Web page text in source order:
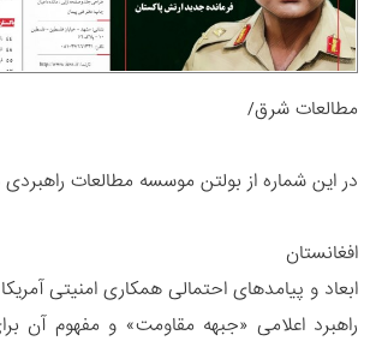
مطالعات شرق/
در این شماره از بولتن موسسه مطالعات
افغانستان
ابعاد و پیامدهای احتمالی همکاری امنیتی
راهبرد اعلامی «جبهه مقاومت» و مفهوم آن